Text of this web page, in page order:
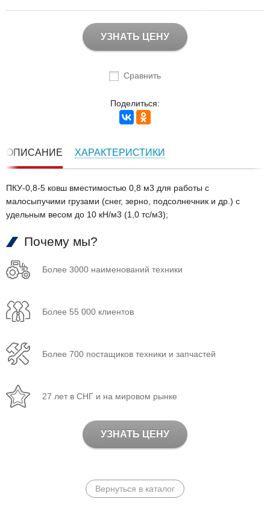
УЗНАТЬ ЦЕНУ
Сравнить
Поделиться:
ОПИСАНИЕ ХАРАКТЕРИСТИКИ
ПКУ-0,8-5 ковш вместимостью 0,8 м3 для работы с
малосыпучими грузами (снег, зерно, подсолнечник и др.) с
удельным весом до 10 кН/м3 (1,0 тс/м3);
Почему мы?
Более 3000 наименований техники
Более 55 000 клиентов
Более 700 постащиков техники и запчастей
27 лет в СНГ и на мировом рынке
УЗНАТЬ ЦЕНУ
Вернуться в каталог